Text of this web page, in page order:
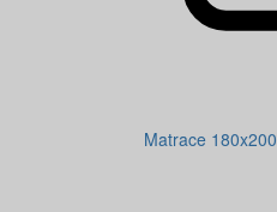
Matrace 180x200